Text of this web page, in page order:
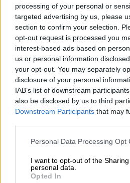
processing of your personal or
targeted advertising by us, please
section to confirm your selection.
opt-out request is processed you
interest-based ads based on
us or personal information
your opt-out. You may separately
disclosure of your personal
IAB’s list of downstream
also be disclosed by us to third
Downstream Participants that may
Please note that this website/app
not limited to your visit or usage
grant or deny consent to Google
use your data for below specified
Personal Data Processing Opt
I want to opt-out of the
personal data.
Opted In
Πολιτισμός|04.05.2024
Άννα
άφησαν εποχή, τα
στις συνεντεύξεις
έρωτας
«Αφιερώθηκε στην
Και συνέχισε: «Διέγραψε
το πηγαίο ταλέντο της,
ρεπερτόριο, αφήνοντας